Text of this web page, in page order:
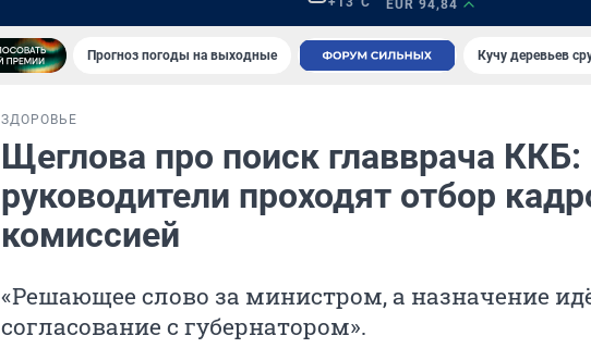
EUR 94,84
Прогноз погоды на выходные Кучу деревьев
ЗДОРОВЬЕ
Щеглова про поиск главврача ККБ:
руководители проходят отбор
комиссией
«Решающее слово за министром, а назначение
согласование с губернатором».